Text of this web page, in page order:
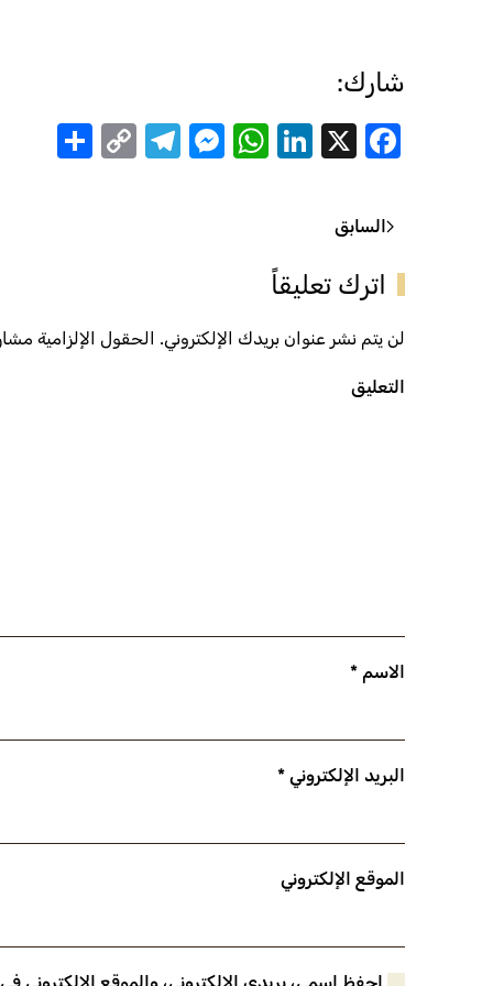
شارك:
Facebook
X
LinkedIn
WhatsApp
Messenger
Telegram
Copy
السابق
اترك تعليقاً
لن يتم نشر عنوان بريدك الإلكتروني. الحقول الإلزامية مشار
التعليق
الاسم *
البريد الإلكتروني *
الموقع الإلكتروني